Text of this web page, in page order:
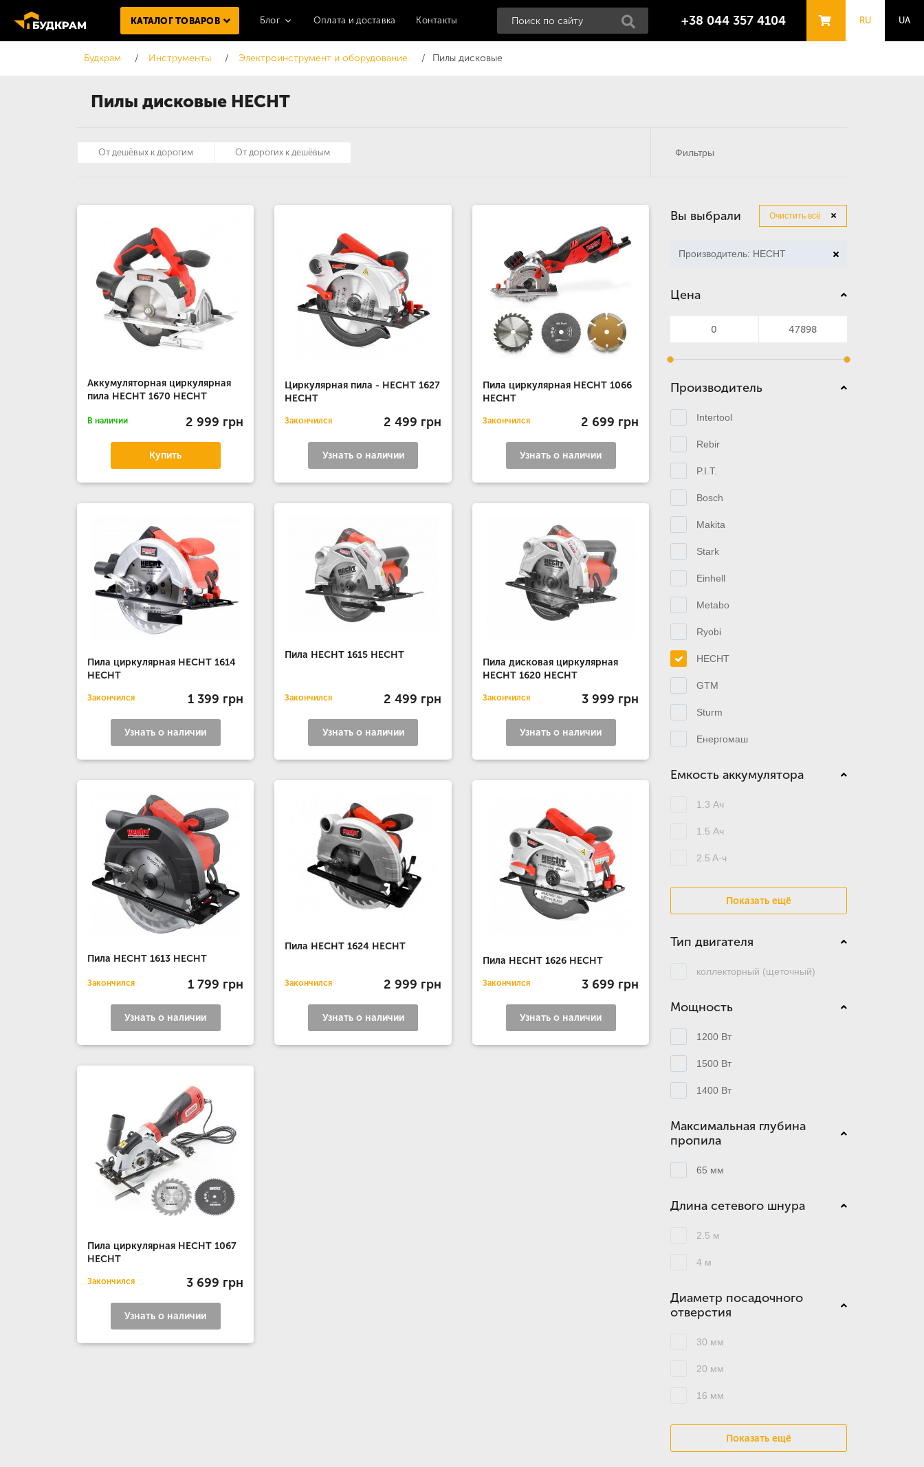
Пилы дисковые HECHT
КАТАЛОГ ТОВАРОВ Блог Оплата и доставка Контакты +38 044 357 4104 RU UA
Будкрам Инструменты Электроинструмент и оборудование Пилы дисковые
Аккумуляторная циркулярная
пила HECHT 1670 HECHT
В наличии 2 999 грн
Купить
Циркулярная пила - HECHT 1627
HECHT
Закончился 2 499 грн
Узнать о наличии
Пила циркулярная HECHT 1066
HECHT
Закончился 2 699 грн
Узнать о наличии
Пила циркулярная HECHT 1614
HECHT
Закончился 1 399 грн
Узнать о наличии
Пила HECHT 1615 HECHT
Закончился 2 499 грн
Узнать о наличии
Пила дисковая циркулярная
HECHT 1620 HECHT
Закончился 3 999 грн
Узнать о наличии
Пила HECHT 1613 HECHT
Закончился 1 799 грн
Узнать о наличии
Пила HECHT 1624 HECHT
Закончился 2 999 грн
Узнать о наличии
Пила HECHT 1626 HECHT
Закончился 3 699 грн
Узнать о наличии
Пила циркулярная HECHT 1067
HECHT
Закончился 3 699 грн
Узнать о наличии
Вы выбрали Очистить всё
Производитель: HECHT
Цена
Производитель
Intertool
Rebir
P.I.T.
Bosch
Makita
Stark
Einhell
Metabo
Ryobi
HECHT
GTM
Sturm
Енергомаш
Емкость аккумулятора
1.3 Ач
1.5 Ач
2.5 A·ч
Показать ещё
Тип двигателя
коллекторный (щеточный)
Мощность
1200 Вт
1500 Вт
1400 Вт
Максимальная глубина
пропила
65 мм
Длина сетевого шнура
2.5 м
4 м
Диаметр посадочного
отверстия
30 мм
20 мм
16 мм
Показать ещё
От дешёвых к дорогим От дорогих к дешёвым Фильтры